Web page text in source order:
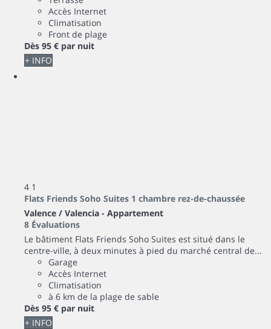
Accès Internet
Climatisation
Front de plage
Dès 95 € par nuit
+ INFO
4 1
Flats Friends Soho Suites 1 chambre rez-de-chaussée
Valence / Valencia - Appartement
8 Évaluations
Le bâtiment Flats Friends Soho Suites est situé dans le
centre-ville, à deux minutes à pied du marché central de...
Garage
Accès Internet
Climatisation
à 6 km de la plage de sable
Dès 95 € par nuit
+ INFO